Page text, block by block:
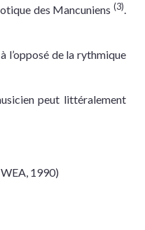
des Mancuniens (3)
l’opposé de la rythmique
peut littéralement
1990)